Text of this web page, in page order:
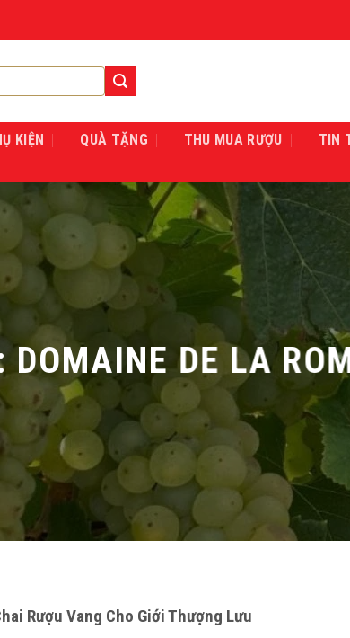
KIỆN QUÀ TẶNG THU MUA RƯỢU TIN
DOMAINE DE LA
Rượu Vang Cho Giới Thượng Lưu